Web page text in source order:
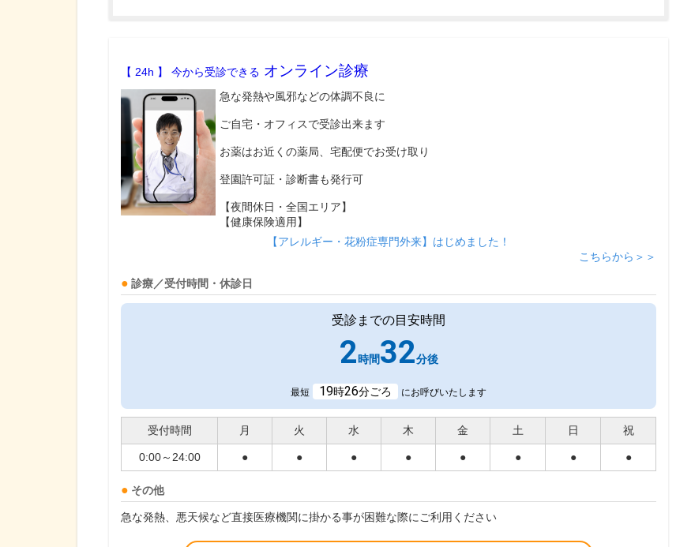
【 24h 】 今から受診できる オンライン診療
急な発熱や風邪などの体調不良に
ご自宅・オフィスで受診出来ます
お薬はお近くの薬局、宅配便でお受け取り
登園許可証・診断書も発行可
【夜間休日・全国エリア】
【健康保険適用】
【アレルギー・花粉症専門外来】はじめました！
こちらから＞＞
診療／受付時間・休診日
受診までの目安時間
2時間32分後
最短 19時26分ごろ にお呼びいたします
受付時間 月 火 水 木 金 土 日 祝
0:00～24:00 ● ● ● ● ● ● ● ●
その他
急な発熱、悪天候など直接医療機関に掛かる事が困難な際にご利用ください